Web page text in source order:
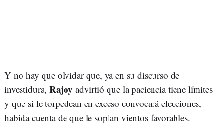
Y no hay que olvidar que, ya en su discurso de
investidura, Rajoy advirtió que la paciencia tiene límites
y que si le torpedean en exceso convocará elecciones,
habida cuenta de que le soplan vientos favorables.